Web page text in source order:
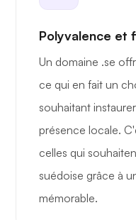
Polyvalence et
Un domaine .se
ce qui en fait un
souhaitant
présence locale.
celles qui
suédoise grâce à
mémorable.